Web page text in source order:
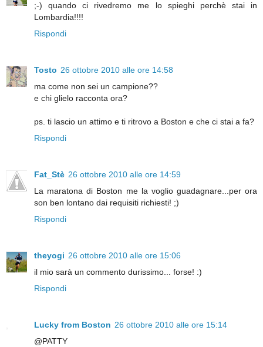
;-) quando ci rivedremo me lo spieghi perchè stai in
Lombardia!!!!
Rispondi
Tosto 26 ottobre 2010 alle ore 14:58
ma come non sei un campione??
e chi glielo racconta ora?
ps. ti lascio un attimo e ti ritrovo a Boston e che ci stai a fa?
Rispondi
Fat_Stè 26 ottobre 2010 alle ore 14:59
La maratona di Boston me la voglio guadagnare...per ora
son ben lontano dai requisiti richiesti! ;)
Rispondi
theyogi 26 ottobre 2010 alle ore 15:06
il mio sarà un commento durissimo... forse! :)
Rispondi
Lucky from Boston 26 ottobre 2010 alle ore 15:14
@PATTY